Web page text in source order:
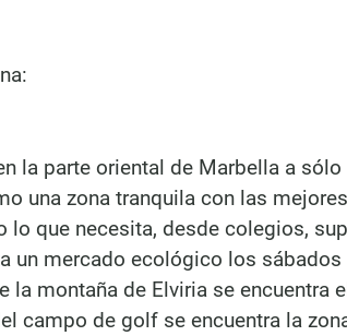
la parte oriental de Marbella a
una zona tranquila con las
lo que necesita, desde colegios,
un mercado ecológico los
la montaña de Elviria se encuentra
campo de golf se encuentra la